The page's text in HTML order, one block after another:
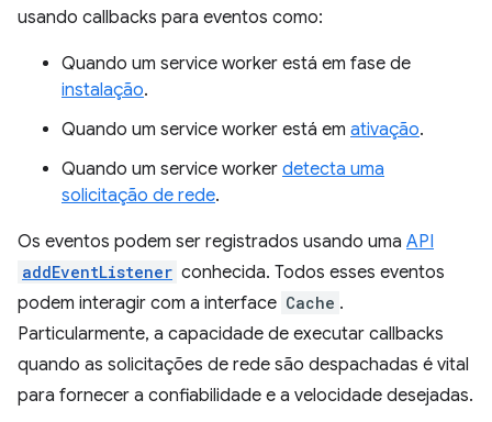
usando callbacks para eventos como:
Quando um service worker está em fase de
instalação.
Quando um service worker está em ativação.
Quando um service worker detecta uma
solicitação de rede.
Os eventos podem ser registrados usando uma API
addEventListener conhecida. Todos esses eventos
podem interagir com a interface Cache .
Particularmente, a capacidade de executar callbacks
quando as solicitações de rede são despachadas é vital
para fornecer a confiabilidade e a velocidade desejadas.